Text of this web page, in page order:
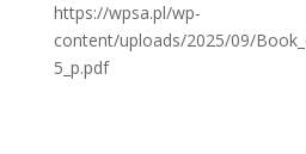
https://wpsa.pl/wp-
content/uploads/2025/09/
5_p.pdf